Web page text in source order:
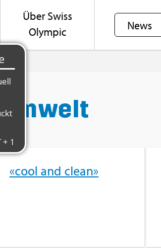
Über Swiss
Olym­pic
News
«cool and clean»